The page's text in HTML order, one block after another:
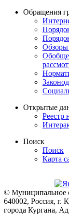
Обращения
Открытые
Реестр
Поиск
Поиск
Карта
© Муниципальное
640002, Россия, г.
города Кургана,